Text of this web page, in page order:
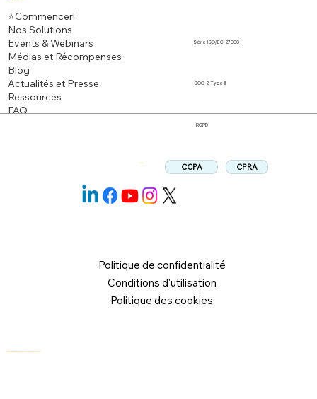
⭐Commencer!
Nos Solutions
Events & Webinars
Médias et Récompenses
Blog
Actualités et Presse
Ressources
FAQ
Série ISO/IEC 27000
Politique de confidentialité
Conditions d'utilisation
Politique des cookies
SOC 2 Type II
RGPD
CCPA CPRA